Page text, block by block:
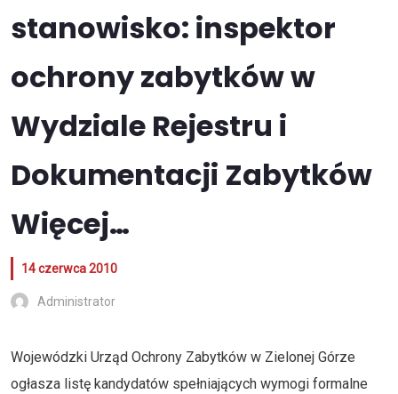
stanowisko: inspektor
ochrony zabytków w
Wydziale Rejestru i
Dokumentacji Zabytków
Więcej…
14 czerwca 2010
Administrator
Wojewódzki Urząd Ochrony Zabytków w Zielonej Górze
ogłasza listę kandydatów spełniających wymogi formalne